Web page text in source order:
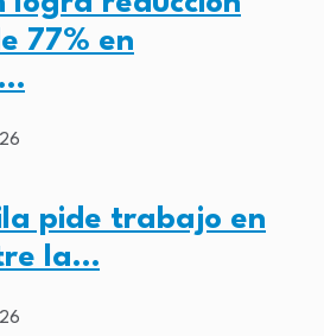
77% en
pide trabajo en
la…